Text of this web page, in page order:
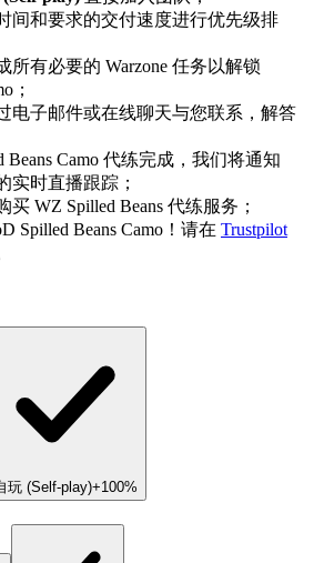
间和要求的交付速度进行优先级排
所有必要的 Warzone 任务以解锁
；
电子邮件或在线聊天与您联系，解答
Beans Camo 代练完成，我们将通知
实时直播跟踪；
WZ Spilled Beans 代练服务；
Spilled Beans Camo！请在 Trustpilot
玩 (Self-play)+100%